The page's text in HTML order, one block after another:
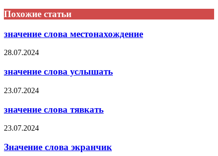
Похожие статьи
значение слова местонахождение
28.07.2024
значение слова услышать
23.07.2024
значение слова тявкать
23.07.2024
Значение слова экранчик